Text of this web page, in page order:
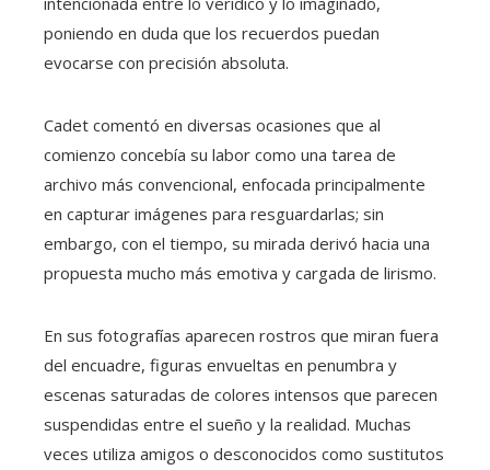
poniendo en duda que los recuerdos puedan
evocarse con precisión absoluta.
Cadet comentó en diversas ocasiones que al
comienzo concebía su labor como una tarea de
archivo más convencional, enfocada principalmente
en capturar imágenes para resguardarlas; sin
embargo, con el tiempo, su mirada derivó hacia una
propuesta mucho más emotiva y cargada de lirismo.
En sus fotografías aparecen rostros que miran fuera
del encuadre, figuras envueltas en penumbra y
escenas saturadas de colores intensos que parecen
suspendidas entre el sueño y la realidad. Muchas
veces utiliza amigos o desconocidos como sustitutos